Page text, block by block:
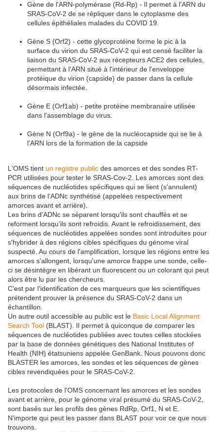
Gène de l'ARN-polymérase (Rd-Rp) - Il permet à l'ARN du
SRAS-CoV-2 de se répliquer dans le cytoplasme des
cellules épithéliales malades du COVID 19.
Gène S (Orf2) - cette glycoprotéine forme le pic à la
surface du virion du SRAS-CoV-2 qui est censé faciliter la
liaison du SRAS-CoV-2 aux récepteurs ACE2 des cellules,
permettant à l'ARN situé à l'intérieur de l'enveloppe
protéique du virion (capside) de passer dans la cellule
désormais infectée.
Gène E (Orf1ab) - petite protéine membranaire utilisée
dans l'assemblage du virus.
Gène N (Orf9a) - le gène de la nucléocapside qui se lie à
l'ARN lors de la formation de la capside
L'OMS tient un registre public des amorces et des sondes RT-
PCR utilisées pour tester le SRAS-Cov-2. Les amorces sont des
séquences de nucléotides spécifiques qui se lient (s'annulent)
aux brins de l'ADNc synthétisé (appelées respectivement
amorces avant et arrière).
Les brins d'ADNc se séparent lorsqu'ils sont chauffés et se
reforment lorsqu'ils sont refroidis. Avant le refroidissement, des
séquences de nucléotides appelées sondes sont introduites pour
s'hybrider à des régions cibles spécifiques du génome viral
suspecté. Au cours de l'amplification, lorsque les régions entre les
amorces s'allongent, lorsqu'une amorce frappe une sonde, celle-
ci se désintègre en libérant un fluorescent ou un colorant qui peut
alors être lu par les chercheurs.
C'est par l'identification de ces marqueurs que les scientifiques
prétendent prouver la présence du SRAS-CoV-2 dans un
échantillon.
Un autre outil accessible au public est le Basic Local Alignment
Search Tool (BLAST). Il permet à quiconque de comparer les
séquences de nucléotides publiées avec toutes celles stockées
par la base de données génétiques des National Institutes of
Health (NIH) étatsuniens appelée GenBank. Nous pouvons donc
BLASTER les amorces, les sondes et les séquences de gènes
cibles revendiquées pour le SRAS-CoV-2.
Les protocoles de l'OMS concernant les amorces et les sondes
avant et arrière, pour le génome viral présumé du SRAS-CoV-2,
sont basés sur les profils des gènes RdRp, Orf1, N et E.
N'importe qui peut les passer dans BLAST pour voir ce que nous
trouvons.